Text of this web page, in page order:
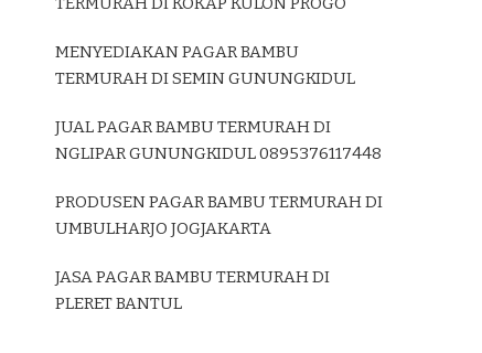
MENYEDIAKAN PAGAR BAMBU
TERMURAH DI SEMIN GUNUNGKIDUL
JUAL PAGAR BAMBU TERMURAH DI
NGLIPAR GUNUNGKIDUL 0895376117448
PRODUSEN PAGAR BAMBU TERMURAH DI
UMBULHARJO JOGJAKARTA
JASA PAGAR BAMBU TERMURAH DI
PLERET BANTUL